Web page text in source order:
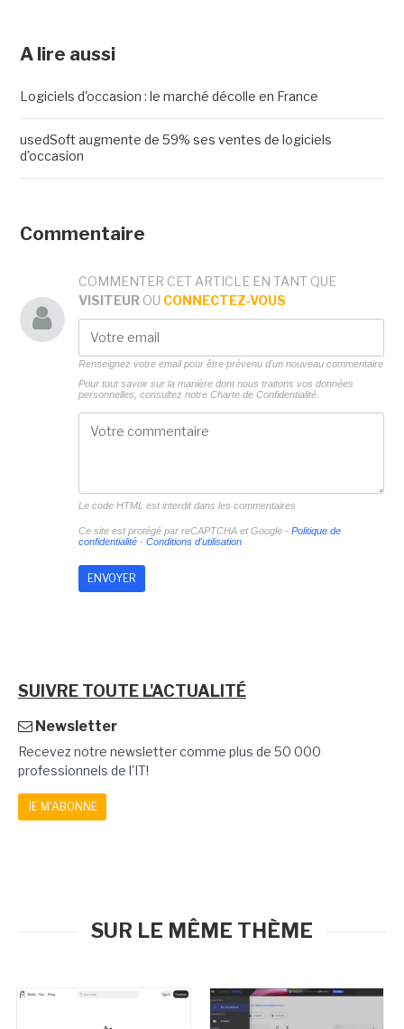
A lire aussi
Logiciels d'occasion : le marché décolle en France
usedSoft augmente de 59% ses ventes de logiciels
d'occasion
Commentaire
COMMENTER CET ARTICLE EN TANT QUE
VISITEUR OU CONNECTEZ-VOUS
Renseignez votre email pour être prévenu d'un nouveau commentaire
Pour tout savoir sur la manière dont nous traitons vos données
personnelles, consultez notre Charte de Confidentialité.
Le code HTML est interdit dans les commentaires
Ce site est protégé par reCAPTCHA et Google - Politique de
confidentialité- Conditions d'utilisation
SUIVRE TOUTE L'ACTUALITÉ
Newsletter
Recevez notre newsletter comme plus de 50 000
professionnels de l'IT!
JE M'ABONNE
SUR LE MÊME THÈME